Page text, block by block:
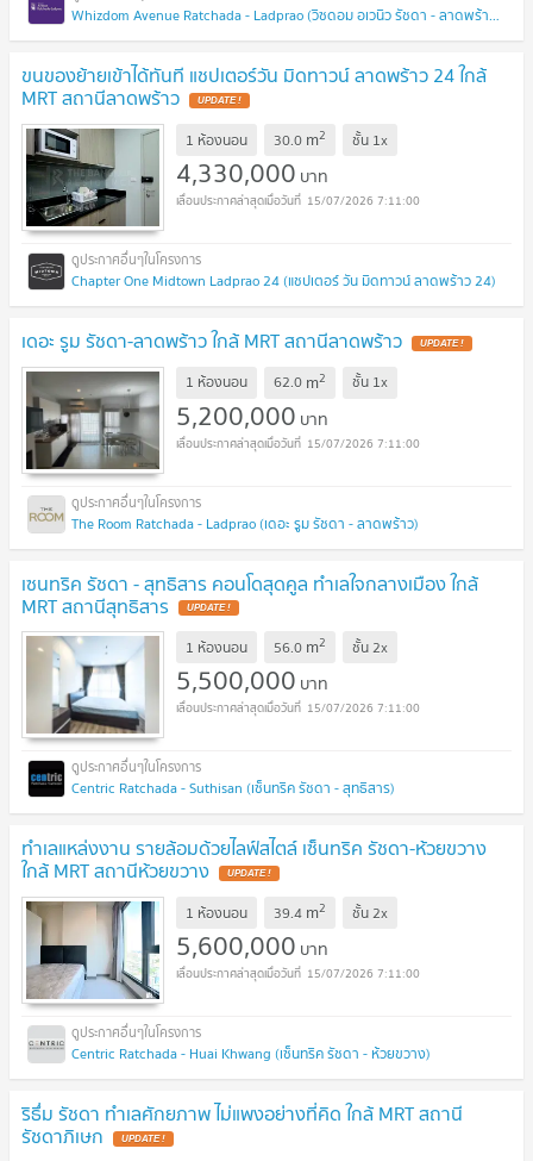
Whizdom Avenue Ratchada - Ladprao (วิซดอม อเวนิว รัชดา - ลาดพร้าว)
ขนของย้ายเข้าได้ทันที แชปเตอร์วัน มิดทาวน์ ลาดพร้าว 24 ใกล้
MRT สถานีลาดพร้าว UPDATE !
1 ห้องนอน 30.0 m2 ชั้น 1x
4,330,000 บาท
15/07/2026 7:11:00
Chapter One Midtown Ladprao 24 (แชปเตอร์ วัน มิดทาวน์ ลาดพร้าว 24)
เดอะ รูม รัชดา-ลาดพร้าว ใกล้ MRT สถานีลาดพร้าว UPDATE !
1 ห้องนอน 62.0 m2 ชั้น 1x
5,200,000 บาท
15/07/2026 7:11:00
The Room Ratchada - Ladprao (เดอะ รูม รัชดา - ลาดพร้าว)
เซนทริค รัชดา - สุทธิสาร คอนโดสุดคูล ทำเลใจกลางเมือง ใกล้
MRT สถานีสุทธิสาร UPDATE !
1 ห้องนอน 56.0 m2 ชั้น2x
5,500,000 บาท
15/07/2026 7:11:00
Centric Ratchada - Suthisan (เซ็นทริค รัชดา - สุทธิสาร)
ทำเลแหล่งงาน รายล้อมด้วยไลฟ์สไตล์ เซ็นทริค รัชดา-ห้วยขวาง
ใกล้ MRT สถานีห้วยขวาง UPDATE !
1 ห้องนอน 39.4 m2 ชั้น2x
5,600,000 บาท
15/07/2026 7:11:00
Centric Ratchada - Huai Khwang (เซ็นทริค รัชดา - ห้วยขวาง)
ริธึ่ม รัชดา ทำเลศักยภาพ ไม่แพงอย่างที่คิด ใกล้ MRT สถานี
รัชดาภิเษก UPDATE !